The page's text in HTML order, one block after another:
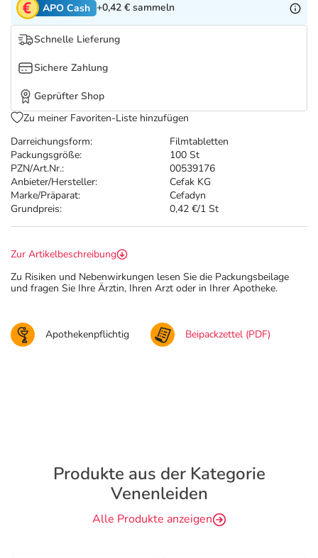
Tierapotheke
Marken
Salus Deals
Darreichungsform:
Filmtabletten
Packungsgröße:
100 St
PZN/Art.Nr.:
00539176
Anbieter/Hersteller:
Cefak KG
Marke/Präparat:
Cefadyn
Grundpreis:
0,42 €/1 St
APO Cash +0,42 € sammeln
Schnelle Lieferung
Sichere Zahlung
Geprüfter Shop
Zu meiner Favoriten-Liste hinzufügen
Zur Artikelbeschreibung
Zu Risiken und Nebenwirkungen lesen Sie die Packungsbeilage
und fragen Sie Ihre Ärztin, Ihren Arzt oder in Ihrer Apotheke.
Apothekenpflichtig Beipackzettel (PDF)
Produkte aus der Kategorie
Venenleiden
Alle Produkte anzeigen